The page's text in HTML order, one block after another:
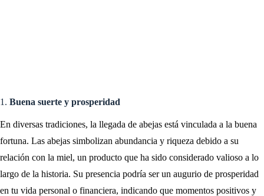
1. Buena suerte y prosperidad
En diversas tradiciones, la llegada de abejas está vinculada a la buena
fortuna. Las abejas simbolizan abundancia y riqueza debido a su
relación con la miel, un producto que ha sido considerado valioso a lo
largo de la historia. Su presencia podría ser un augurio de prosperidad
en tu vida personal o financiera, indicando que momentos positivos y